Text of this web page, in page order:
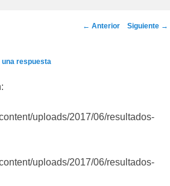
Navegación
← Anterior Siguiente →
una respuesta
uploads/2017/06/resultados-
uploads/2017/06/resultados-